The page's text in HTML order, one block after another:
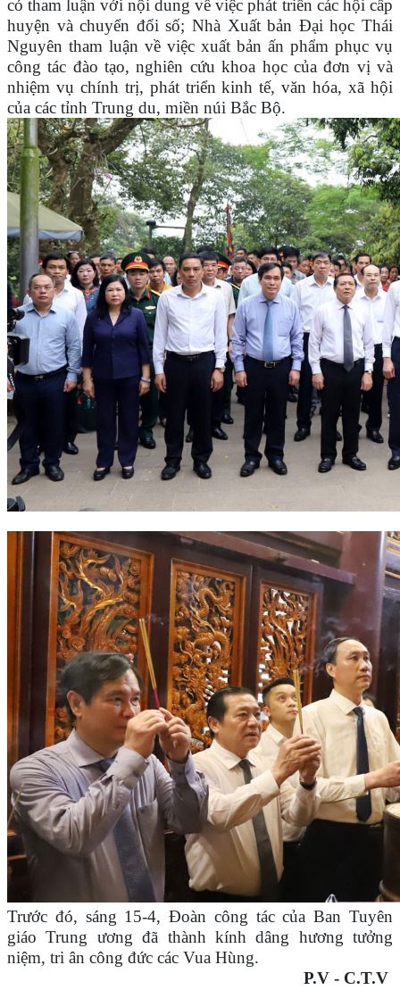
có tham luận với nội dung về việc phát triển các hội cấp
huyện và chuyển đổi số; Nhà Xuất bản Đại học Thái
Nguyên tham luận về việc xuất bản ấn phẩm phục vụ
công tác đào tạo, nghiên cứu khoa học của đơn vị và
nhiệm vụ chính trị, phát triển kinh tế, văn hóa, xã hội
của các tỉnh Trung du, miền núi Bắc Bộ.
Trước đó, sáng 15-4, Đoàn công tác của Ban Tuyên
giáo Trung ương đã thành kính dâng hương tưởng
niệm, tri ân công đức các Vua Hùng.
P.V - C.T.V